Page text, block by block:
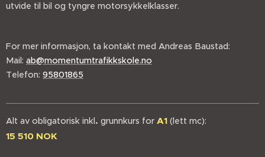
utvide til bil og tyngre motorsykkelklasser.
For mer informasjon, ta kontakt med Andreas Baustad:
Mail: ab@momentumtrafikkskole.no
Telefon: 95801865
Alt av obligatorisk inkl. grunnkurs for A1 (lett mc):
15 510 NOK